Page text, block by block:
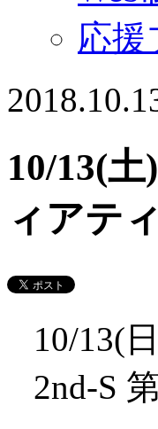
応援
10/13(
ィアテ
10/13(
2nd-S